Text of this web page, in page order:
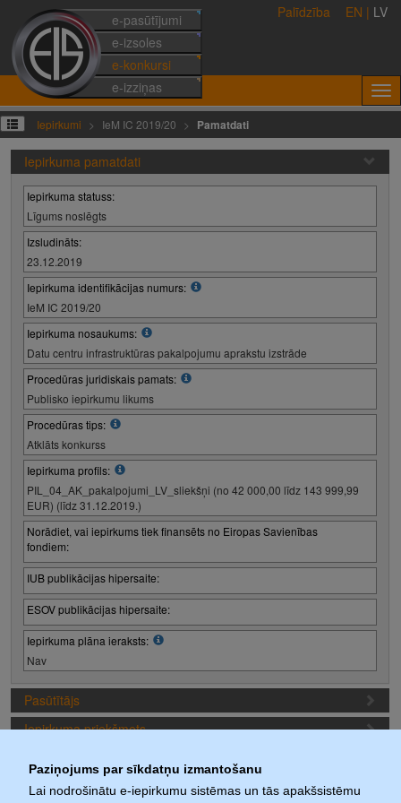
Paziņojums par sīkdatņu izmantošanu
Lai nodrošinātu e-iepirkumu sistēmas un tās apakšsistēmu
e-pasūtījumi
e-izsoles
e-konkursi
e-izziņas
Palīdzība EN | LV
Iepirkumi IeM IC 2019/20 Pamatdati
Iepirkuma pamatdati
Iepirkuma statuss:
Līgums noslēgts
Izsludināts:
23.12.2019
Iepirkuma identifikācijas numurs:
IeM IC 2019/20
Iepirkuma nosaukums:
Datu centru infrastruktūras pakalpojumu aprakstu izstrāde
Procedūras juridiskais pamats:
Publisko iepirkumu likums
Procedūras tips:
Atklāts konkurss
Iepirkuma profils:
PIL_04_AK_pakalpojumi_LV_sliekšņi (no 42 000,00 līdz 143 999,99
EUR) (līdz 31.12.2019.)
Norādiet, vai iepirkums tiek finansēts no Eiropas Savienības
fondiem:
IUB publikācijas hipersaite:
ESOV publikācijas hipersaite:
Iepirkuma plāna ieraksts:
Nav
Pasūtītājs
Iepirkuma priekšmets
Iepirkuma termiņi